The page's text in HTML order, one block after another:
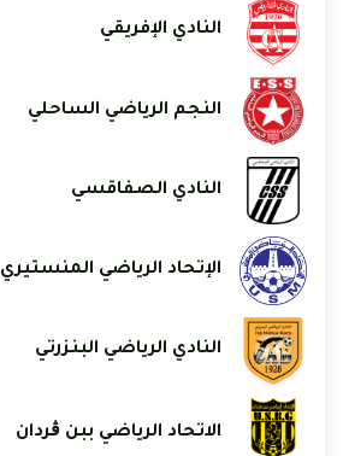
النادي الإفريقي
النجم الرياضي الساحلي
النادي الصفاقسي
الإتحاد الرياضي المنستيري
النادي الرياضي البنزرتي
الاتحاد الرياضي ببن ڨردان